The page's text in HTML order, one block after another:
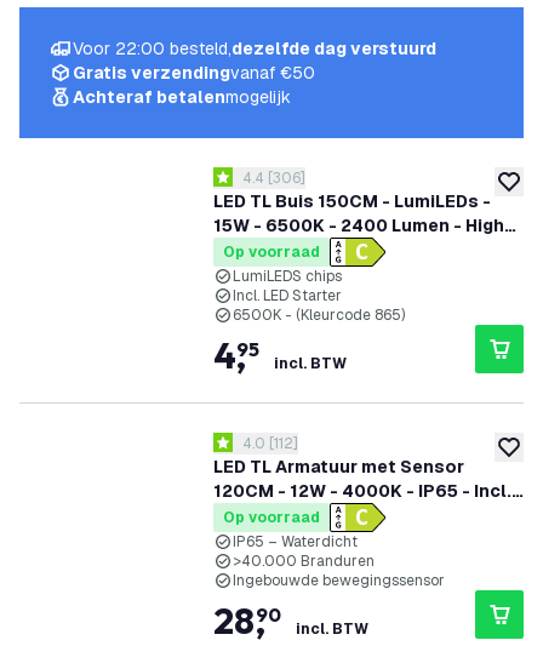
LED TL Buis 150CM - LumiLEDs -
15W - 6500K - 2400 Lumen - High
Efficiency
reviews drawer openen
4.4 score sterren
4.4 [306]
Op voorraad
LumiLEDS chips
Incl. LED Starter
6500K - (Kleurcode 865)
4,
95
incl. BTW
LED TL Armatuur met Sensor
120CM - 12W - 4000K - IP65 - Incl.
LumiLEDs LED TL
reviews drawer openen
4 score sterren
4.0 [112]
Op voorraad
IP65 – Waterdicht
>40.000 Branduren
Ingebouwde bewegingssensor
28,
90
incl. BTW
Voor 22:00 besteld,dezelfde dag verstuurd
Gratis verzendingvanaf €50
Achteraf betalenmogelijk